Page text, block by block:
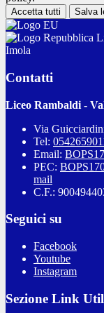
Accetta tutti Salva
Imola
Contatti
Liceo Rambaldi -
Via
Tel:
Email:
PEC:
mail
C.F.:
Seguici su
Facebook
Youtube
Instagram
Sezione Link